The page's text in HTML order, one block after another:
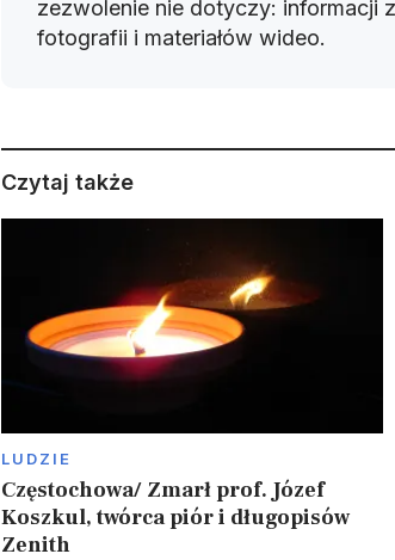
zezwolenie nie dotyczy: informacji
fotografii i materiałów wideo.
Czytaj także
LUDZIE
Częstochowa/ Zmarł prof. Józef
Koszkul, twórca piór i długopisów
Zenith